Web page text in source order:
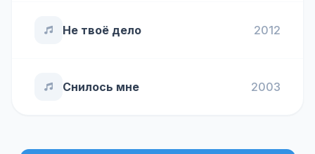
Не твоё дело 2012
Снилось мне 2003